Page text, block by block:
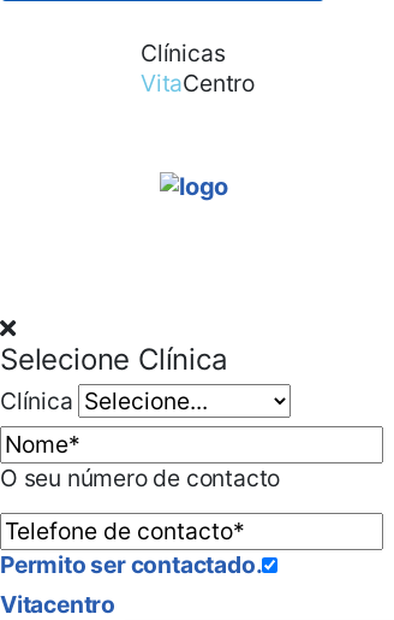
Clínicas
VitaCentro
Selecione Clínica
Clínica
O seu número de contacto
Permito ser contactado.
Vitacentro